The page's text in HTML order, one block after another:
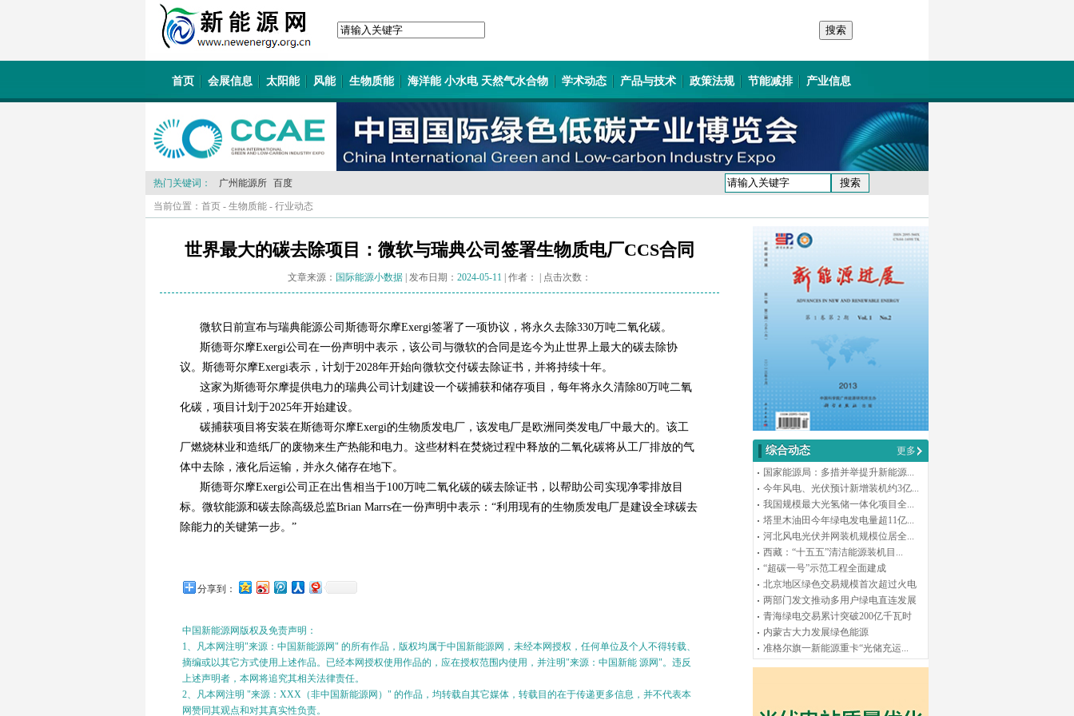
首页 会展信息 太阳能 风能 生物质能 海洋能 小水电 天然气水合物 学术动态 产品与技术 政策法规 节能减排 产业信息
热门关键词： 广州能源所 百度
当前位置： 首页 - 生物质能 - 行业动态
世界最大的碳去除项目：微软与瑞典公司签署生物质电厂CCS合同
文章来源： 国际能源小数据 | 发布日期： 2024-05-11 | 作者： | 点击次数：
微软日前宣布与瑞典能源公司斯德哥尔摩Exergi签署了一项协议，将永久去除330万吨二氧化碳。
斯德哥尔摩Exergi公司在一份声明中表示，该公司与微软的合同是迄今为止世界上最大的碳去除协
议。斯德哥尔摩Exergi表示，计划于2028年开始向微软交付碳去除证书，并将持续十年。
这家为斯德哥尔摩提供电力的瑞典公司计划建设一个碳捕获和储存项目，每年将永久清除80万吨二氧
化碳，项目计划于2025年开始建设。
碳捕获项目将安装在斯德哥尔摩Exergi的生物质发电厂，该发电厂是欧洲同类发电厂中最大的。该工
厂燃烧林业和造纸厂的废物来生产热能和电力。这些材料在焚烧过程中释放的二氧化碳将从工厂排放的气
体中去除，液化后运输，并永久储存在地下。
斯德哥尔摩Exergi公司正在出售相当于100万吨二氧化碳的碳去除证书，以帮助公司实现净零排放目
标。微软能源和碳去除高级总监Brian Marrs在一份声明中表示：“利用现有的生物质发电厂是建设全球碳去
除能力的关键第一步。”
分享到：
中国新能源网版权及免责声明：
1、凡本网注明"来源：中国新能源网" 的所有作品，版权均属于中国新能源网，未经本网授权，任何单位及个人不得转载、
摘编或以其它方式使用上述作品。已经本网授权使用作品的，应在授权范围内使用，并注明"来源：中国新能 源网"。违反
上述声明者，本网将追究其相关法律责任。
2、凡本网注明 "来源：XXX（非中国新能源网）" 的作品，均转载自其它媒体，转载目的在于传递更多信息，并不代表本
网赞同其观点和对其真实性负责。
综合动态
更多
国家能源局：多措并举提升新能源...
今年风电、光伏预计新增装机约3亿...
我国规模最大光氢储一体化项目全...
塔里木油田今年绿电发电量超11亿...
河北风电光伏并网装机规模位居全...
西藏：“十五五”清洁能源装机目...
“超碳一号”示范工程全面建成
北京地区绿色交易规模首次超过火电
两部门发文推动多用户绿电直连发展
青海绿电交易累计突破200亿千瓦时
内蒙古大力发展绿色能源
准格尔旗一新能源重卡“光储充运...